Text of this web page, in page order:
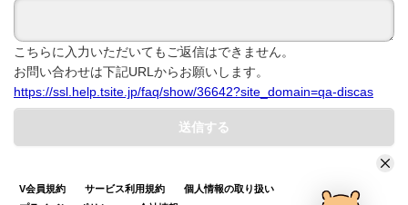
こちらに入力いただいてもご返信はできません。
お問い合わせは下記URLからお願いします。
https://ssl.help.tsite.jp/faq/show/36642?site_domain=qa-discas
送信する
V会員規約 サービス利用規約
個人情報の取り扱い